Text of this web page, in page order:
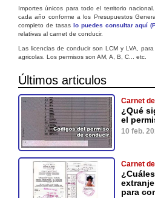
Importes únicos para todo el territorio
cada año conforme a los Presupuestos
completo de tasas lo puedes consultar aquí
relativas al carnet de conducir.
Las licencias de conducir son LCM y LVA,
agricolas. Los permisos son AM, A, B, C... etc.
Últimos articulos
Carnet
¿Qué
el
10 feb.
Carnet
para